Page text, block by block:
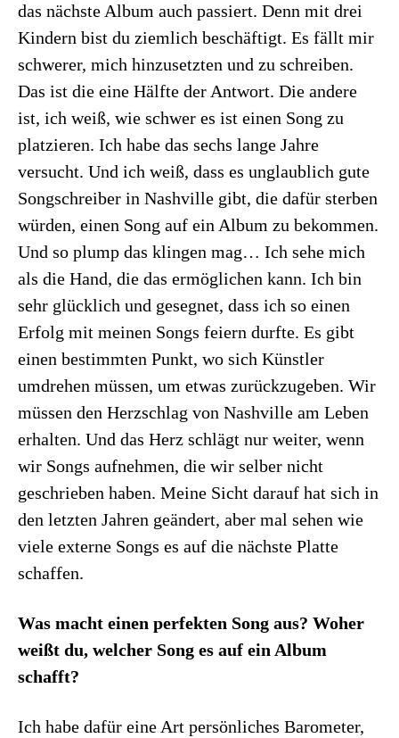
das nächste Album auch passiert. Denn mit drei
Kindern bist du ziemlich beschäftigt. Es fällt mir
schwerer, mich hinzusetzten und zu schreiben.
Das ist die eine Hälfte der Antwort. Die andere
ist, ich weiß, wie schwer es ist einen Song zu
platzieren. Ich habe das sechs lange Jahre
versucht. Und ich weiß, dass es unglaublich gute
Songschreiber in Nashville gibt, die dafür sterben
würden, einen Song auf ein Album zu bekommen.
Und so plump das klingen mag… Ich sehe mich
als die Hand, die das ermöglichen kann. Ich bin
sehr glücklich und gesegnet, dass ich so einen
Erfolg mit meinen Songs feiern durfte. Es gibt
einen bestimmten Punkt, wo sich Künstler
umdrehen müssen, um etwas zurückzugeben. Wir
müssen den Herzschlag von Nashville am Leben
erhalten. Und das Herz schlägt nur weiter, wenn
wir Songs aufnehmen, die wir selber nicht
geschrieben haben. Meine Sicht darauf hat sich in
den letzten Jahren geändert, aber mal sehen wie
viele externe Songs es auf die nächste Platte
schaffen.
Was macht einen perfekten Song aus? Woher
weißt du, welcher Song es auf ein Album
schafft?
Ich habe dafür eine Art persönliches Barometer,